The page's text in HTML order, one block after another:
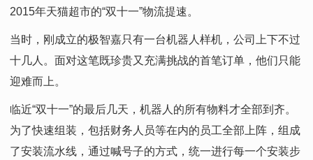
2015年天猫超市的“双十一”物流提速。
当时，刚成立的极智嘉只有一台机器人样机，公司上下不过
十几人。面对这笔既珍贵又充满挑战的首笔订单，他们只能
迎难而上。
临近“双十一”的最后几天，机器人的所有物料才全部到齐。
为了快速组装，包括财务人员等在内的员工全部上阵，组成
了安装流水线，通过喊号子的方式，统一进行每一个安装步